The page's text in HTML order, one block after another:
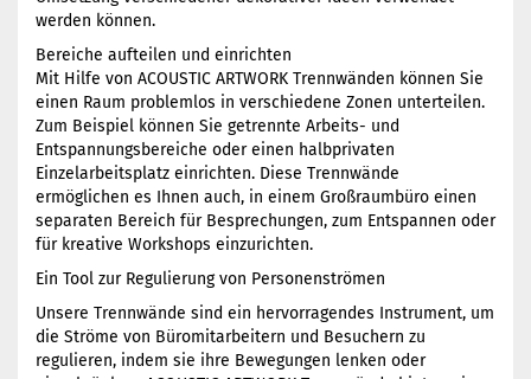
werden können.
Bereiche aufteilen und einrichten
Mit Hilfe von ACOUSTIC ARTWORK Trennwänden können Sie
einen Raum problemlos in verschiedene Zonen unterteilen.
Zum Beispiel können Sie getrennte Arbeits- und
Entspannungsbereiche oder einen halbprivaten
Einzelarbeitsplatz einrichten. Diese Trennwände
ermöglichen es Ihnen auch, in einem Großraumbüro einen
separaten Bereich für Besprechungen, zum Entspannen oder
für kreative Workshops einzurichten.
Ein Tool zur Regulierung von Personenströmen
Unsere Trennwände sind ein hervorragendes Instrument, um
die Ströme von Büromitarbeitern und Besuchern zu
regulieren, indem sie ihre Bewegungen lenken oder